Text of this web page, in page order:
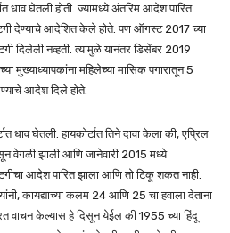
धाव घेतली होती. ज्यामध्ये अंतरिम आदेश पारित
देण्याचे आदेशित केले होते. पण ऑगस्ट 2017 च्या
दिलेली नव्हती. त्यामुळे यानंतर डिसेंबर 2019
मुख्याध्यापकांना महिलेच्या मासिक पगारातून 5
आदेश दिले होते.
धाव घेतली. हायकोर्टात तिने दावा केला की, एप्रिल
वेगळी झाली आणि जानेवारी 2015 मध्ये
आदेश पारित झाला आणि तो टिकू शकत नाही.
यांनी, कायद्याच्या कलम 24 आणि 25 चा हवाला देताना
वाचन केल्यास हे दिसून येईल की 1955 च्या हिंदू